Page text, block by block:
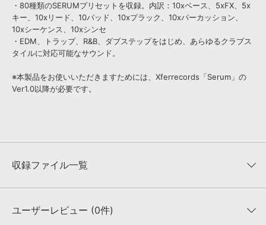
・80種類のSERUMプリセットを収録。内訳：10xベース、5xFX、5x
キー、10xリード、10パッド、10xプラック、10xパーカッション、
10xシーケンス、10xシンセ
・EDM、トラップ、R&B、ダブステップをはじめ、あらゆるクラブス
タイルに対応可能なサウンド。
※本製品をお使いいただきますためには、Xferrecords「Serum」の
Ver1.0以降が必要です。
収録ファイル一覧
収録ファイル一覧
ユーザーレビュー (0件)